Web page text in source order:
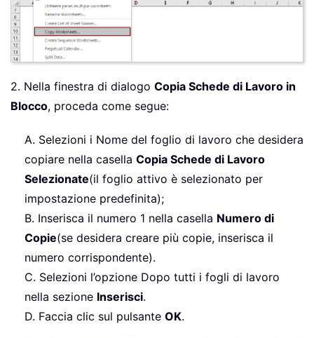
2. Nella finestra di dialogo Copia Schede di Lavoro in
Blocco, proceda come segue:
A. Selezioni i Nome del foglio di lavoro che desidera
copiare nella casella Copia Schede di Lavoro
Selezionate(il foglio attivo è selezionato per
impostazione predefinita);
B. Inserisca il numero 1 nella casella Numero di
Copie(se desidera creare più copie, inserisca il
numero corrispondente).
C. Selezioni l’opzione Dopo tutti i fogli di lavoro
nella sezione Inserisci.
D. Faccia clic sul pulsante OK.